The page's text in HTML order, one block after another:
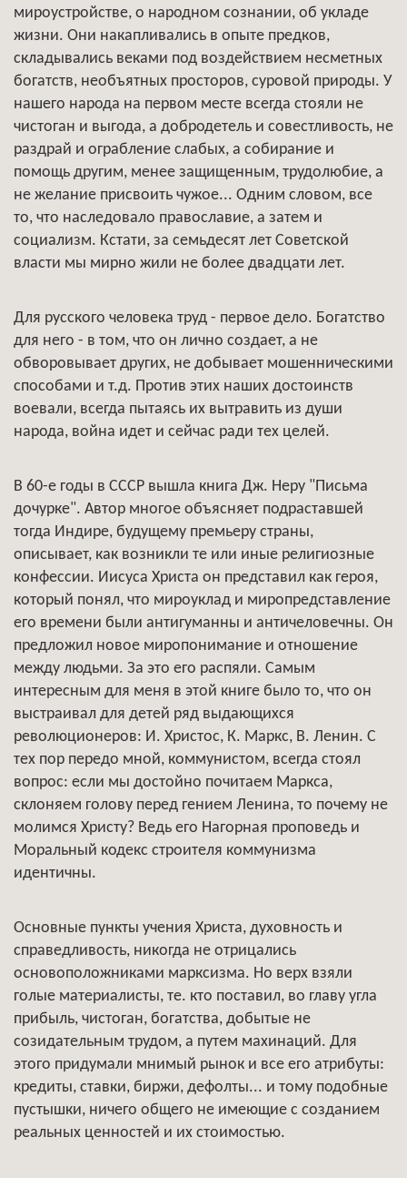
мироустройстве, о народном сознании, об укладе
жизни. Они накапливались в опыте предков,
складывались веками под воздействием несметных
богатств, необъятных просторов, суровой природы. У
нашего народа на первом месте всегда стояли не
чистоган и выгода, а добродетель и совестливость, не
раздрай и ограбление слабых, а собирание и
помощь другим, менее защищенным, трудолюбие, а
не желание присвоить чужое... Одним словом, все
то, что наследовало православие, а затем и
социализм. Кстати, за семьдесят лет Советской
власти мы мирно жили не более двадцати лет.
Для русского человека труд - первое дело. Богатство
для него - в том, что он лично создает, а не
обворовывает других, не добывает мошенническими
способами и т.д. Против этих наших достоинств
воевали, всегда пытаясь их вытравить из души
народа, война идет и сейчас ради тех целей.
В 60-е годы в СССР вышла книга Дж. Неру "Письма
дочурке". Автор многое объясняет подраставшей
тогда Индире, будущему премьеру страны,
описывает, как возникли те или иные религиозные
конфессии. Иисуса Христа он представил как героя,
который понял, что мироуклад и миропредставление
его времени были антигуманны и античеловечны. Он
предложил новое миропонимание и отношение
между людьми. За это его распяли. Самым
интересным для меня в этой книге было то, что он
выстраивал для детей ряд выдающихся
революционеров: И. Христос, К. Маркс, В. Ленин. С
тех пор передо мной, коммунистом, всегда стоял
вопрос: если мы достойно почитаем Маркса,
склоняем голову перед гением Ленина, то почему не
молимся Христу? Ведь его Нагорная проповедь и
Моральный кодекс строителя коммунизма
идентичны.
Основные пункты учения Христа, духовность и
справедливость, никогда не отрицались
основоположниками марксизма. Но верх взяли
голые материалисты, те. кто поставил, во главу угла
прибыль, чистоган, богатства, добытые не
созидательным трудом, а путем махинаций. Для
этого придумали мнимый рынок и все его атрибуты:
кредиты, ставки, биржи, дефолты... и тому подобные
пустышки, ничего общего не имеющие с созданием
реальных ценностей и их стоимостью.